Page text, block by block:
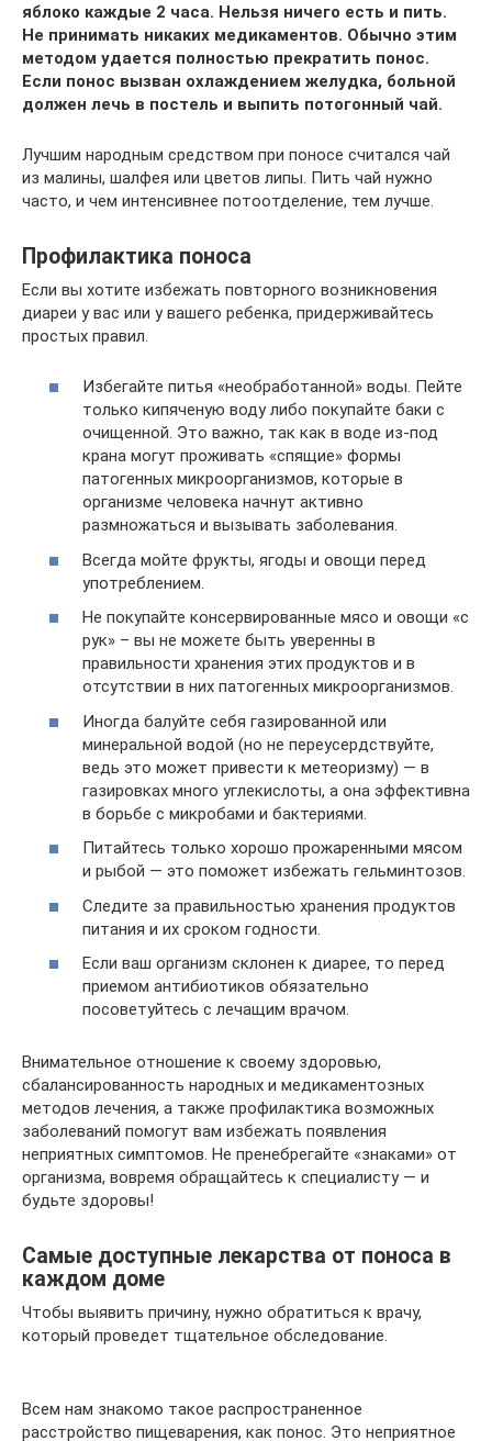
яблоко каждые 2 часа. Нельзя ничего есть и пить.
Не принимать никаких медикаментов. Обычно этим
методом удается полностью прекратить понос.
Если понос вызван охлаждением желудка, больной
должен лечь в постель и выпить потогонный чай.
Лучшим народным средством при поносе считался чай
из малины, шалфея или цветов липы. Пить чай нужно
часто, и чем интенсивнее потоотделение, тем лучше.
Профилактика поноса
Если вы хотите избежать повторного возникновения
диареи у вас или у вашего ребенка, придерживайтесь
простых правил.
Избегайте питья «необработанной» воды. Пейте
только кипяченую воду либо покупайте баки с
очищенной. Это важно, так как в воде из-под
крана могут проживать «спящие» формы
патогенных микроорганизмов, которые в
организме человека начнут активно
размножаться и вызывать заболевания.
Всегда мойте фрукты, ягоды и овощи перед
употреблением.
Не покупайте консервированные мясо и овощи «с
рук» – вы не можете быть уверенны в
правильности хранения этих продуктов и в
отсутствии в них патогенных микроорганизмов.
Иногда балуйте себя газированной или
минеральной водой (но не переусердствуйте,
ведь это может привести к метеоризму) — в
газировках много углекислоты, а она эффективна
в борьбе с микробами и бактериями.
Питайтесь только хорошо прожаренными мясом
и рыбой — это поможет избежать гельминтозов.
Следите за правильностью хранения продуктов
питания и их сроком годности.
Если ваш организм склонен к диарее, то перед
приемом антибиотиков обязательно
посоветуйтесь с лечащим врачом.
Внимательное отношение к своему здоровью,
сбалансированность народных и медикаментозных
методов лечения, а также профилактика возможных
заболеваний помогут вам избежать появления
неприятных симптомов. Не пренебрегайте «знаками» от
организма, вовремя обращайтесь к специалисту — и
будьте здоровы!
Самые доступные лекарства от поноса в
каждом доме
Чтобы выявить причину, нужно обратиться к врачу,
который проведет тщательное обследование.
Всем нам знакомо такое распространенное
расстройство пищеварения, как понос. Это неприятное